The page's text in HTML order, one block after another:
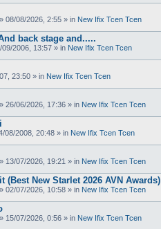
» 08/08/2026, 2:55 » in New Ifix Tcen Tcen
back stage and.....
09/2006, 13:57 » in New Ifix Tcen Tcen
23:50 » in New Ifix Tcen Tcen
» 26/06/2026, 17:36 » in New Ifix Tcen Tcen
08/2008, 20:48 » in New Ifix Tcen Tcen
» 13/07/2026, 19:21 » in New Ifix Tcen Tcen
(Best New Starlet 2026 AVN Awards)
» 02/07/2026, 10:58 » in New Ifix Tcen Tcen
» 15/07/2026, 0:56 » in New Ifix Tcen Tcen